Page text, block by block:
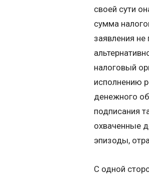
своей сути
сумма
заявления
налоговый
исполнению
денежного
подписания
охваченные
эпизоды,
С одной